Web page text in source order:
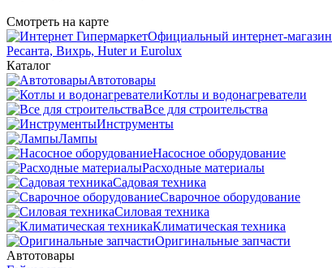
Смотреть на карте
Официальный интернет-магазин
Ресанта, Вихрь, Huter и Eurolux
Каталог
Автотовары
Котлы и водонагреватели
Все для строительства
Инструменты
Лампы
Насосное оборудование
Расходные материалы
Садовая техника
Сварочное оборудование
Силовая техника
Климатическая техника
Оригинальные запчасти
Автотовары